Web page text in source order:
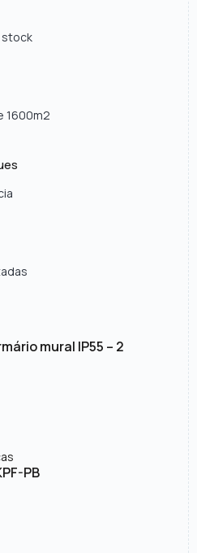
stock
1600m2
mural IP55 – 2
PB